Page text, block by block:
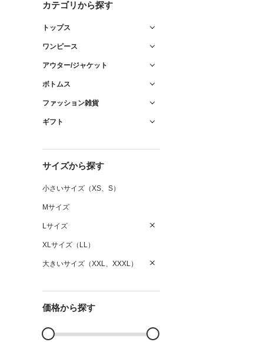
カテゴリから探す
トップス
ワンピース
アウター/ジャケット
ボトムス
ファッション雑貨
ギフト
サイズから探す
小さいサイズ（XS、S）
Mサイズ
Lサイズ
XLサイズ（LL）
大きいサイズ（XXL、XXXL）
価格から探す